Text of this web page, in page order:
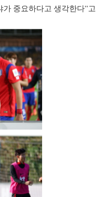
중요하다고 생각한다”고